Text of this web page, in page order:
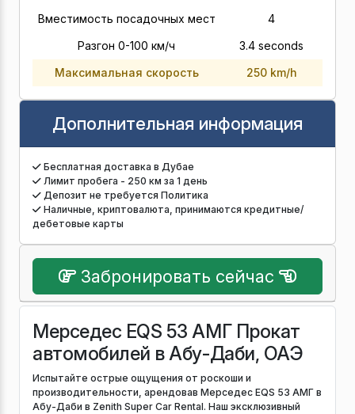
Вместимость посадочных мест
4
Разгон 0-100 км/ч
3.4 seconds
Максимальная скорость
250 km/h
Дополнительная информация
Бесплатная доставка в Дубае
Лимит пробега - 250 км за 1 день
Депозит не требуется Политика
Наличные, криптовалюта, принимаются кредитные/
дебетовые карты
Забронировать сейчас
Мерседес EQS 53 АМГ Прокат
автомобилей в Абу-Даби, ОАЭ
Испытайте острые ощущения от роскоши и
производительности, арендовав Мерседес EQS 53 АМГ в
Абу-Даби в Zenith Super Car Rental. Наш эксклюзивный